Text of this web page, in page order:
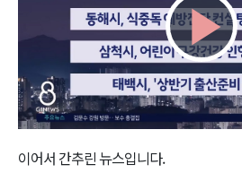
이어서 간추린 뉴스입니다.